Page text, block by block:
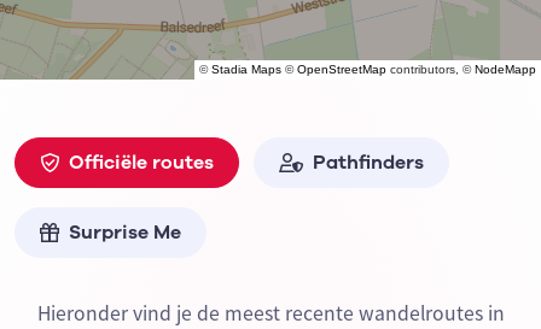
©Stadia Maps ©OpenStreetMap contributors, ©NodeMapp
Officiële routes Pathfinders
Surprise Me
Hieronder vind je de meest recente wandelroutes in